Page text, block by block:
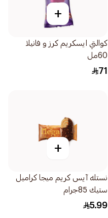
+
كوالتي ايسكريم كرز و فانيلا
60مل
71
+
نستله آيس كريم ميجا كراميل
ستيك 85جرام
5.99